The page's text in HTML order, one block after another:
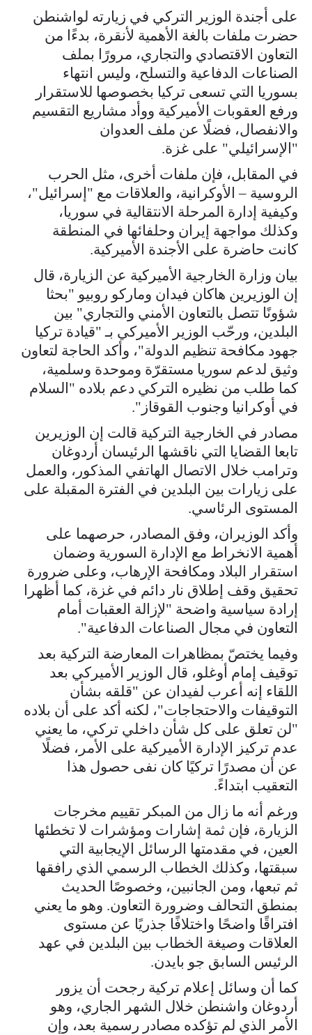
على أجندة الوزير التركي في زيارته لواشنطن
حضرت ملفات بالغة الأهمية لأنقرة، بدءًا من
التعاون الاقتصادي والتجاري، مرورًا بملف
الصناعات الدفاعية والتسلح، وليس انتهاء
بسوريا التي تسعى تركيا بخصوصها للاستقرار
ورفع العقوبات الأميركية ووأد مشاريع التقسيم
والانفصال، فضلًا عن ملف العدوان
"الإسرائيلي" على غزة.
في المقابل، فإن ملفات أخرى، مثل الحرب
الروسية – الأوكرانية، والعلاقات مع "إسرائيل"،
وكيفية إدارة المرحلة الانتقالية في سوريا،
وكذلك مواجهة إيران وحلفائها في المنطقة
كانت حاضرة على الأجندة الأميركية.
بيان وزارة الخارجية الأميركية عن الزيارة، قال
إن الوزيرين هاكان فيدان وماركو روبيو "بحثا
شؤونًا تتصل بالتعاون الأمني والتجاري" بين
البلدين، ورحّب الوزير الأميركي بـ "قيادة تركيا
جهود مكافحة تنظيم الدولة"، وأكد الحاجة لتعاون
وثيق لدعم سوريا مستقرّة وموحدة وسلمية،
كما طلب من نظيره التركي دعم بلاده "السلام
في أوكرانيا وجنوب القوقاز".
مصادر في الخارجية التركية قالت إن الوزيرين
تابعا القضايا التي ناقشها الرئيسان أردوغان
وترامب خلال الاتصال الهاتفي المذكور، والعمل
على زيارات بين البلدين في الفترة المقبلة على
المستوى الرئاسي.
وأكد الوزيران، وفق المصادر، حرصهما على
أهمية الانخراط مع الإدارة السورية وضمان
استقرار البلاد ومكافحة الإرهاب، وعلى ضرورة
تحقيق وقف إطلاق نار دائم في غزة، كما أظهرا
إرادة سياسية واضحة "لإزالة العقبات أمام
التعاون في مجال الصناعات الدفاعية".
وفيما يختصّ بمظاهرات المعارضة التركية بعد
توقيف إمام أوغلو، قال الوزير الأميركي بعد
اللقاء إنه أعرب لفيدان عن "قلقه بشأن
التوقيفات والاحتجاجات"، لكنه أكد على أن بلاده
"لن تعلق على كل شأن داخلي تركي، ما يعني
عدم تركيز الإدارة الأميركية على الأمر، فضلًا
عن أن مصدرًا تركيًا كان نفى حصول هذا
التعقيب ابتداءً.
ورغم أنه ما زال من المبكر تقييم مخرجات
الزيارة، فإن ثمة إشارات ومؤشرات لا تخطئها
العين، في مقدمتها الرسائل الإيجابية التي
سبقتها، وكذلك الخطاب الرسمي الذي رافقها
ثم تبعها، ومن الجانبين، وخصوصًا الحديث
بمنطق التحالف وضرورة التعاون. وهو ما يعني
افتراقًا واضحًا واختلافًا جذريًا عن مستوى
العلاقات وصيغة الخطاب بين البلدين في عهد
الرئيس السابق جو بايدن.
كما أن وسائل إعلام تركية رجحت أن يزور
أردوغان واشنطن خلال الشهر الجاري، وهو
الأمر الذي لم تؤكده مصادر رسمية بعد، وإن